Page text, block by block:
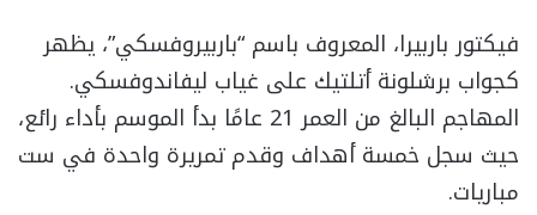
فيكتور باربيرا، المعروف باسم “باربيروفسكي”، يظهر
كجواب برشلونة أتلتيك على غياب ليفاندوفسكي.
المهاجم البالغ من العمر 21 عامًا بدأ الموسم بأداء رائع،
حيث سجل خمسة أهداف وقدم تمريرة واحدة في ست
مباريات.